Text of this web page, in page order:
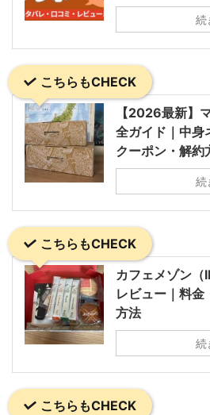
続
こちらもCHECK
【2026最新】
全ガイド｜中身
クーポン・解約
続
こちらもCHECK
カフェメゾン
レビュー｜料金
方法
続
こちらもCHECK